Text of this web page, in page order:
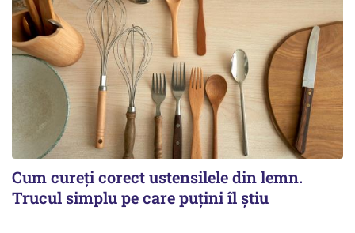
Cum cureți corect ustensilele din lemn.
Trucul simplu pe care puțini îl știu